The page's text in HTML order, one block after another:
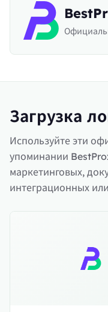
Загрузка
Используйте эти
упоминании
маркетинговых,
интеграционных